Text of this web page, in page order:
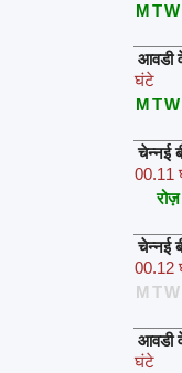
MTW
आवडी
घंटे
MTW
चेन्नई
00.11
रोज़
चेन्नई
00.12
M TW
आवडी
घंटे